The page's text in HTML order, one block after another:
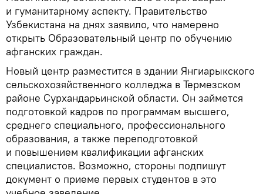
и гуманитарному аспекту. Правительство
Узбекистана на днях заявило, что намерено
открыть Образовательный центр по обучению
афганских граждан.
Новый центр разместится в здании Янгиарыкского
сельскохозяйственного колледжа в Термезском
районе Сурхандарьинской области. Он займется
подготовкой кадров по программам высшего,
среднего специального, профессионального
образования, а также переподготовкой
и повышением квалификации афганских
специалистов. Возможно, стороны подпишут
документ о приеме первых студентов в это